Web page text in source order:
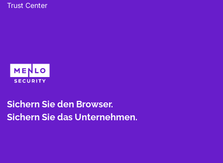
Trust Center
Sichern Sie den Browser.
Sichern Sie das Unternehmen.